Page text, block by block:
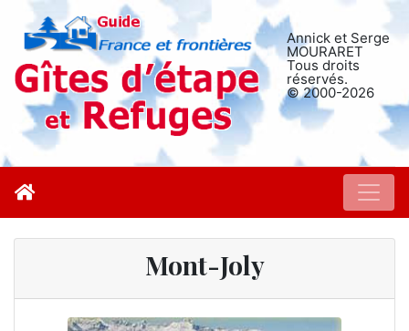
Annick et Serge
MOURARET
Tous droits
réservés.
© 2000-2026
Mont-Joly